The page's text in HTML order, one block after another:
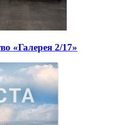
«Галерея 2/17»